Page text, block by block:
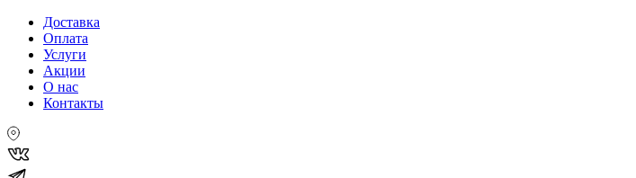
Доставка
Оплата
Услуги
Акции
О нас
Контакты